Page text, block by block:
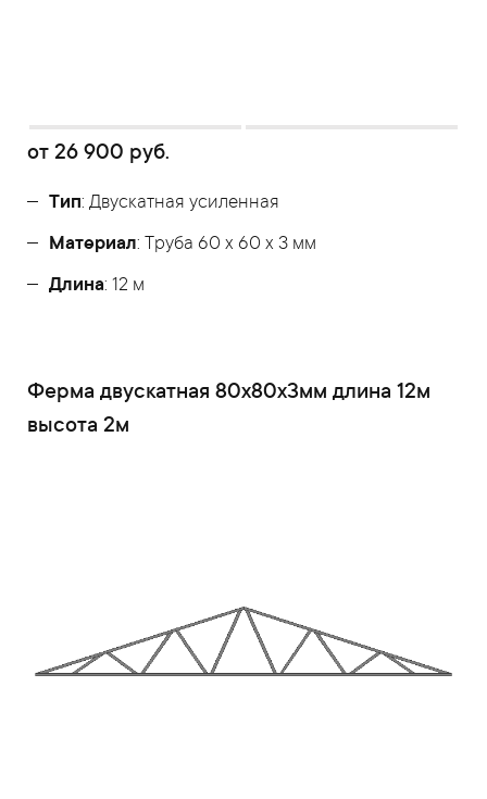
от 26 900 руб.
Тип: Двускатная усиленная
Материал: Труба 60 x 60 x 3 мм
Длина: 12 м
Ферма двускатная 80x80x3мм длина 12м
высота 2м